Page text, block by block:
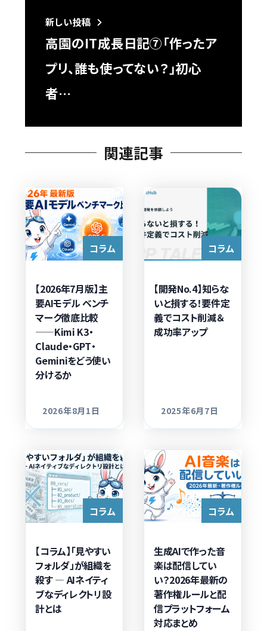
新しい投稿
高園のIT成長日記⑦「作ったア
プリ、誰も使ってない？」初心
者…
関連記事
コラム
【2026年7月版】主
要AIモデル ベンチ
マーク徹底比較
——Kimi K3・
Claude・GPT・
Geminiをどう使い
分けるか
更新日
2026年8月1日
コラム
【開発No.4】知らな
いと損する！要件定
義でコスト削減＆
成功率アップ
更新日
2025年6月7日
コラム
【コラム】「見やすい
フォルダ」が組織を
殺す — AIネイティ
ブなディレクトリ設
計とは
コラム
生成AIで作った音
楽は配信してい
い？2026年最新の
著作権ルールと配
信プラットフォーム
対応まとめ